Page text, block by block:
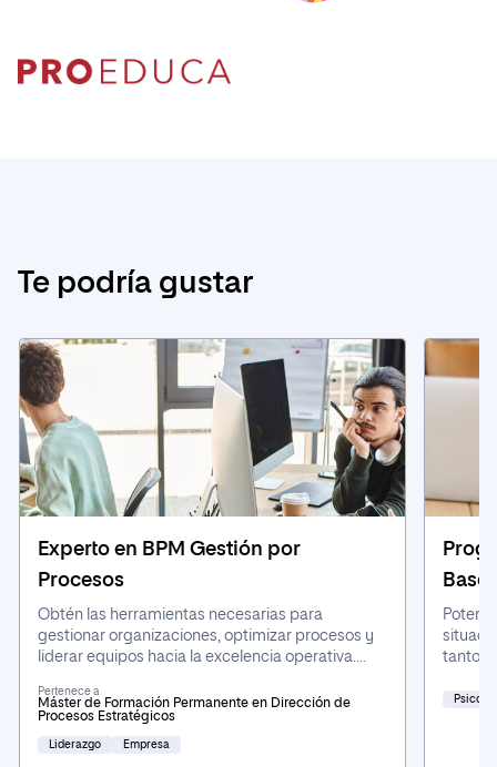
Te podría gustar
Experto en BPM Gestión por
Procesos
Obtén las herramientas necesarias para
gestionar organizaciones, optimizar procesos y
liderar equipos hacia la excelencia operativa.
Six Sigma y BPMN para impulsar el cambio y
mejorar el rendimiento, enfrentando de manera
práctica los desafíos empresariales actuales.
Pertenece a
Máster de Formación Permanente en Dirección de
Procesos Estratégicos
Liderazgo Empresa
tanto